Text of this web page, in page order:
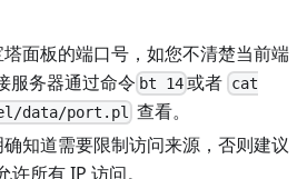
塔面板的端口号，如您不清楚当前端
服务器通过命令 bt 14 或者 cat
data/port.pl
查看。
确知道需要限制访问来源，否则建议
许所有 IP 访问。